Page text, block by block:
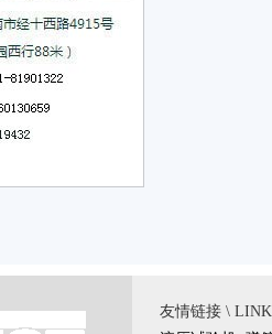
友情链接 \ LINK